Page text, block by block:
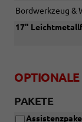
Bordwerkzeug &
17"
PAKETE